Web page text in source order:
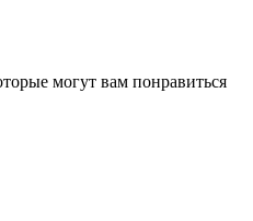
могут вам понравиться